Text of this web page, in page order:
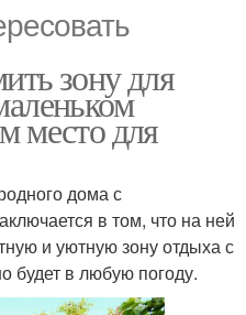
зону для
место для
дома с
в том, что на ней
и уютную зону отдыха с
будет в любую погоду.